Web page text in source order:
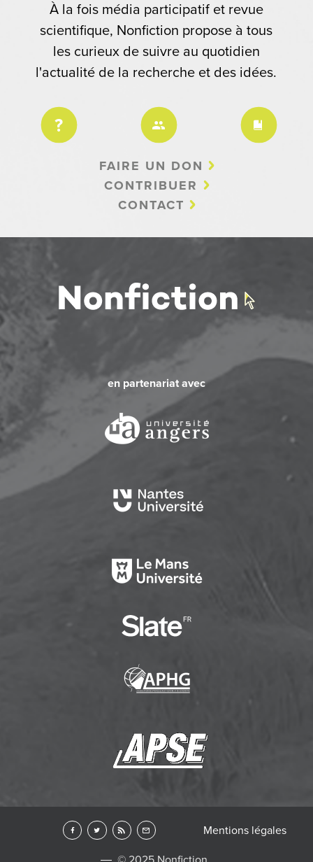
À la fois média participatif et revue
scientifique, Nonfiction propose à tous
les curieux de suivre au quotidien
l'actualité de la recherche et des idées.
FAIRE UN DON
CONTRIBUER
CONTACT
en partenariat avec
Mentions légales